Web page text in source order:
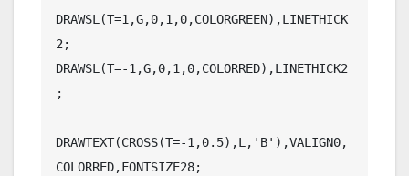
DRAWSL(T=1,G,0,1,0,COLORGREEN),LINETHICK
2;
DRAWSL(T=-1,G,0,1,0,COLORRED),LINETHICK2
;
DRAWTEXT(CROSS(T=-1,0.5),L,'B'),VALIGN0,
COLORRED,FONTSIZE28;